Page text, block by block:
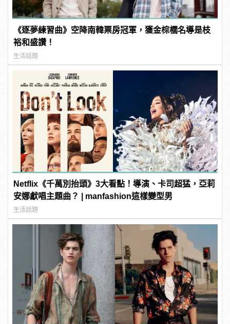
《逐夢練習曲》空降南韓票房冠軍，獲金棕櫚名導是枝
裕和盛讚！
生活話題
Netflix《千萬別抬頭》3大看點！導演、卡司超猛，亞莉
安娜獻唱主題曲？ | manfashion這樣變型男
生活話題